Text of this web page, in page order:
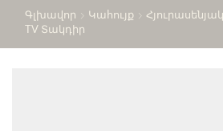
Գլխավոր Կահույք
TV Տակդիր